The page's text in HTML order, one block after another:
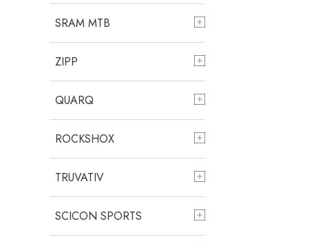
SRAM MTB
ZIPP
QUARQ
ROCKSHOX
TRUVATIV
SCICON SPORTS